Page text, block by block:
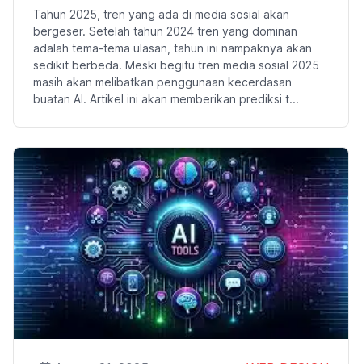
Tahun 2025, tren yang ada di media sosial akan
bergeser. Setelah tahun 2024 tren yang dominan
adalah tema-tema ulasan, tahun ini nampaknya akan
sedikit berbeda. Meski begitu tren media sosial 2025
masih akan melibatkan penggunaan kecerdasan
buatan AI. Artikel ini akan memberikan prediksi t...